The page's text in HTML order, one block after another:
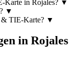
Karte in Rojales? ▼
▼
& TIE-Karte? ▼
in Rojales